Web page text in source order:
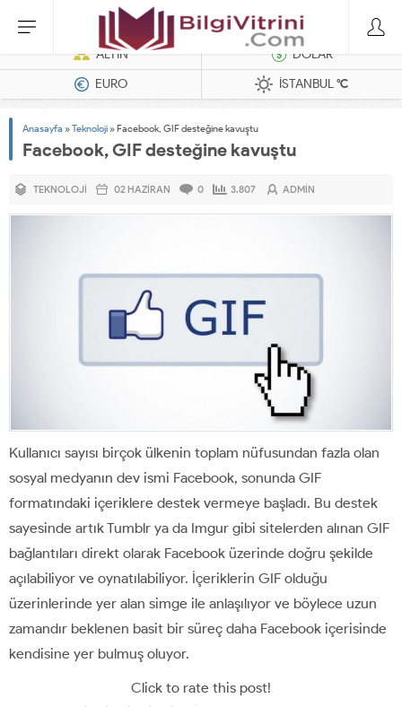
Hatasız Operasyonlar İçin Barkod Yazıcı ve Otomasyon Sistemleri
ALTIN
DOLAR
EURO
İSTANBUL°C
Anasayfa »Teknoloji »Facebook, GIF desteğine kavuştu
Facebook, GIF desteğine kavuştu
TEKNOLOJI 02 HAZIRAN 0 3.807 ADMIN
Kullanıcı sayısı birçok ülkenin toplam nüfusundan fazla olan
sosyal medyanın dev ismi Facebook, sonunda GIF
formatındaki içeriklere destek vermeye başladı. Bu destek
sayesinde artık Tumblr ya da Imgur gibi sitelerden alınan GIF
bağlantıları direkt olarak Facebook üzerinde doğru şekilde
açılabiliyor ve oynatılabiliyor. İçeriklerin GIF olduğu
üzerinlerinde yer alan simge ile anlaşılıyor ve böylece uzun
zamandır beklenen basit bir süreç daha Facebook içerisinde
kendisine yer bulmuş oluyor.
Click to rate this post!